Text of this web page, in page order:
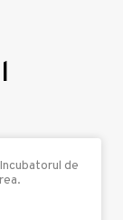
Incubatorul de